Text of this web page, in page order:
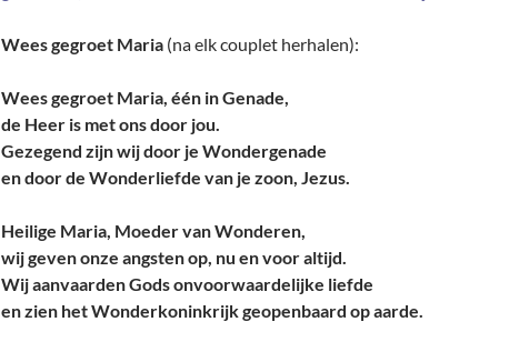
Wees gegroet Maria (na elk couplet herhalen):
Wees gegroet Maria, één in Genade,
de Heer is met ons door jou.
Gezegend zijn wij door je Wondergenade
en door de Wonderliefde van je zoon, Jezus.
Heilige Maria, Moeder van Wonderen,
wij geven onze angsten op, nu en voor altijd.
Wij aanvaarden Gods onvoorwaardelijke liefde
en zien het Wonderkoninkrijk geopenbaard op aarde.